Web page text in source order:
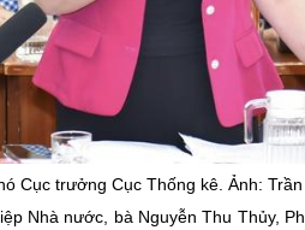
Cục trưởng Cục Thống kê. Ảnh: Trần
Nhà nước, bà Nguyễn Thu Thủy,